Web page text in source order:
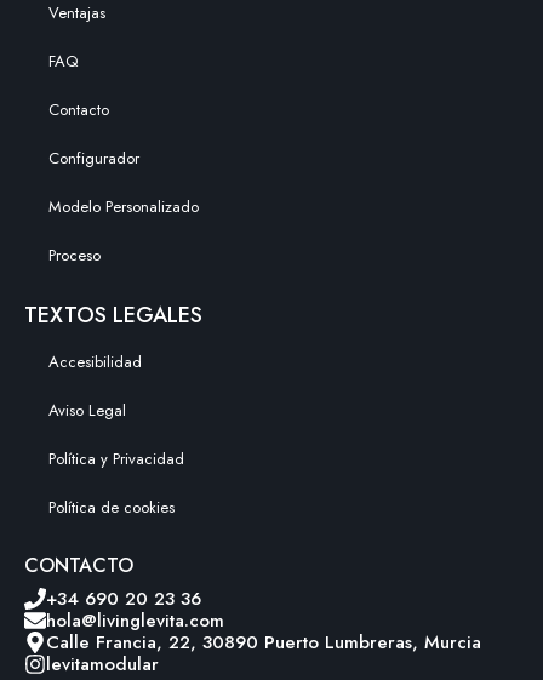
Ventajas
FAQ
Contacto
Configurador
Modelo Personalizado
Proceso
TEXTOS LEGALES
Accesibilidad
Aviso Legal
Política y Privacidad
Política de cookies
CONTACTO
+34 690 20 23 36
hola@livinglevita.com
Calle Francia, 22, 30890 Puerto Lumbreras, Murcia
levitamodular